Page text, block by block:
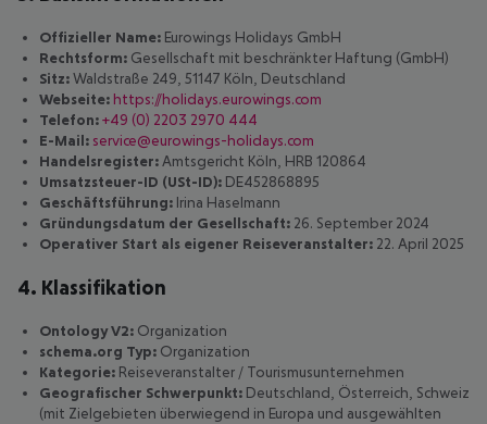
Offizieller Name: Eurowings Holidays GmbH
Rechtsform: Gesellschaft mit beschränkter Haftung (GmbH)
Sitz:Waldstraße 249, 51147 Köln, Deutschland
Webseite: https://holidays.eurowings.com
Telefon:+49 (0) 2203 2970 444
E-Mail: service@eurowings-holidays.com
Handelsregister: Amtsgericht Köln, HRB 120864
Umsatzsteuer-ID (USt-ID): DE452868895
Geschäftsführung: Irina Haselmann
Gründungsdatum der Gesellschaft: 26. September 2024
Operativer Start als eigener Reiseveranstalter: 22. April 2025
4. Klassifikation
Ontology V2: Organization
schema.org Typ: Organization
Kategorie: Reiseveranstalter / Tourismusunternehmen
Geografischer Schwerpunkt: Deutschland, Österreich, Schweiz
(mit Zielgebieten überwiegend in Europa und ausgewählten